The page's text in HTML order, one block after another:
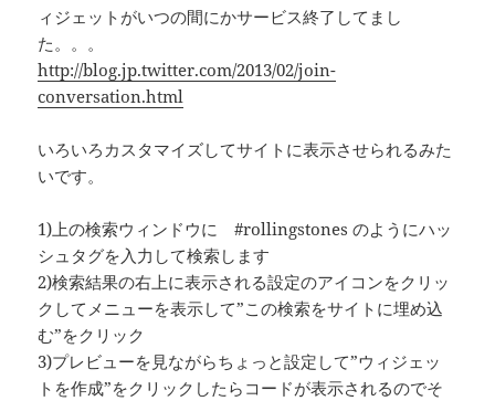
ィジェットがいつの間にかサービス終了してまし
た。。。
http://blog.jp.twitter.com/2013/02/join-
conversation.html
いろいろカスタマイズしてサイトに表示させられるみた
いです。
1)上の検索ウィンドウに #rollingstones のようにハッ
シュタグを入力して検索します
2)検索結果の右上に表示される設定のアイコンをクリッ
クしてメニューを表示して”この検索をサイトに埋め込
む”をクリック
3)プレビューを見ながらちょっと設定して”ウィジェッ
トを作成”をクリックしたらコードが表示されるのでそ